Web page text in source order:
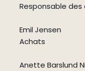
Responsable
Emil Jensen
Achats
Anette Barslund